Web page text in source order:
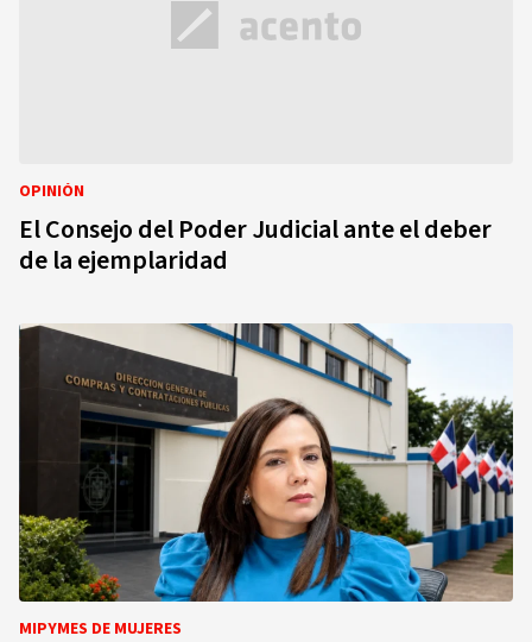
OPINIÓN
El Consejo del Poder Judicial ante el deber
de la ejemplaridad
MIPYMES DE MUJERES